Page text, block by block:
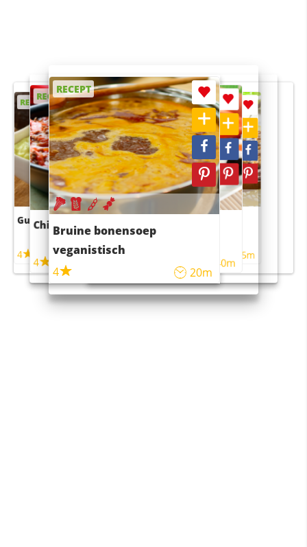
RECEPT
Guacamole
4
RECEPT
Chili con carne
4 45m
RECEPT
Bruine bonensoep
veganistisch
4
20m
RECEPT
Sushi rijstsalade
maaltijdsalade
40m
RECEPT
4 55m